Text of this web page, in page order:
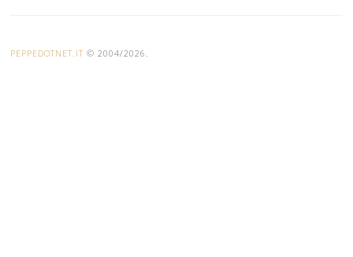
PEPPEDOTNET.IT © 2004/2026.